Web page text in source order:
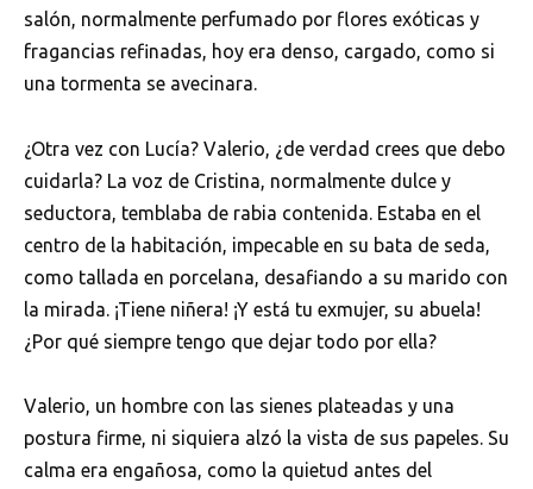
salón, normalmente perfumado por flores exóticas y
fragancias refinadas, hoy era denso, cargado, como si
una tormenta se avecinara.
¿Otra vez con Lucía? Valerio, ¿de verdad crees que debo
cuidarla? La voz de Cristina, normalmente dulce y
seductora, temblaba de rabia contenida. Estaba en el
centro de la habitación, impecable en su bata de seda,
como tallada en porcelana, desafiando a su marido con
la mirada. ¡Tiene niñera! ¡Y está tu exmujer, su abuela!
¿Por qué siempre tengo que dejar todo por ella?
Valerio, un hombre con las sienes plateadas y una
postura firme, ni siquiera alzó la vista de sus papeles. Su
calma era engañosa, como la quietud antes del